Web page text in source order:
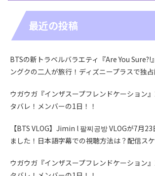
最近の投稿
BTSの新トラベルバラエティ『Are You Sure?!
ングクの二人が旅行！ディズニープラスで独占
ウガウガ『インザスープフレンドケーション
タバレ！メンバーの1日！！
【BTS VLOG】Jimin l 팔찌공방 VLOGが7月
ました！日本語字幕での視聴方法は？配信ス
ウガウガ『インザスープフレンドケーション